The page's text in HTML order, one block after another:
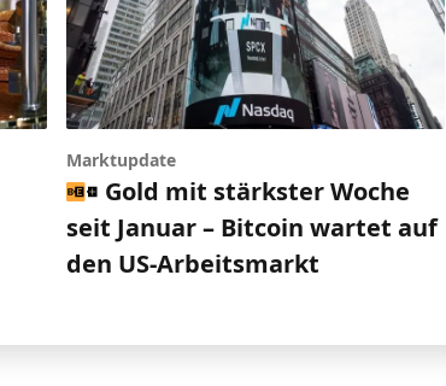
Marktupdate
Gold mit stärkster Woche
seit Januar – Bitcoin wartet auf
den US-Arbeitsmarkt